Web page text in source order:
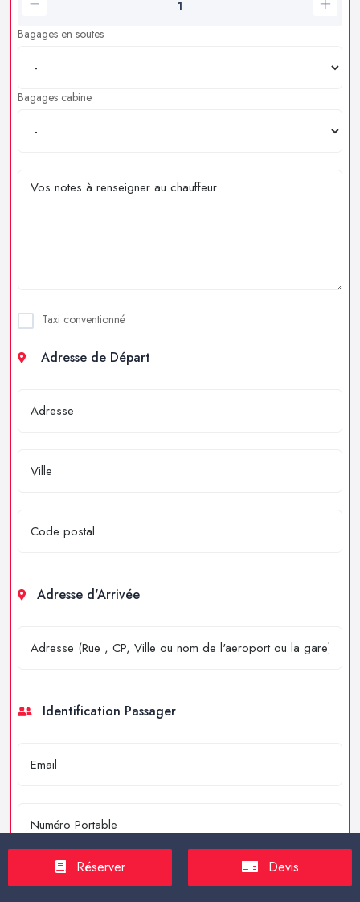
Bagages en soutes
Bagages cabine
Taxi conventionné
Adresse de Départ
Adresse d'Arrivée
Identification Passager
Réserver Devis